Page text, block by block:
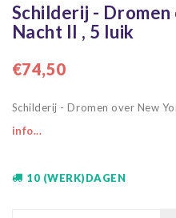
Schilderij -
Nacht II , 5 luik
€74,50
Schilderij - Dromen over New
info...
10 (WERK)DAGEN